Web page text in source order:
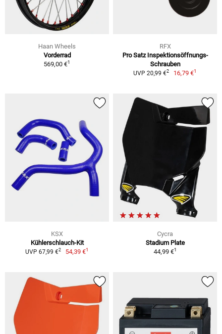
Haan Wheels
Vorderrad
569,00 €1
RFX
Pro Satz Inspektionsöffnungs-
Schrauben
UVP 20,99 €2 16,79 €1
KSX
Kühlerschlauch-Kit
UVP 67,99 €2 54,39 €1
Cycra
Stadium Plate
44,99 €1